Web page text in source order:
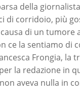
della
di corridoio, più
di un tumore
ce la sentiamo di
Frongia, la
la redazione in
aveva nulla in